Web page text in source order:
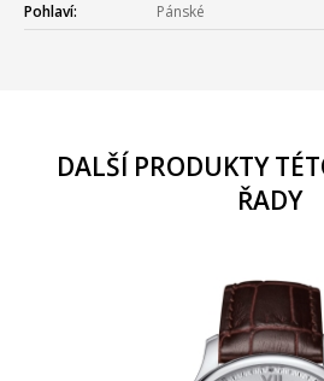
Pohlaví:
Pánské
DALŠÍ PRODUKTY
ŘADY